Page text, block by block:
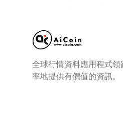
全球行情資料應用程式
率地提供有價值的資訊。